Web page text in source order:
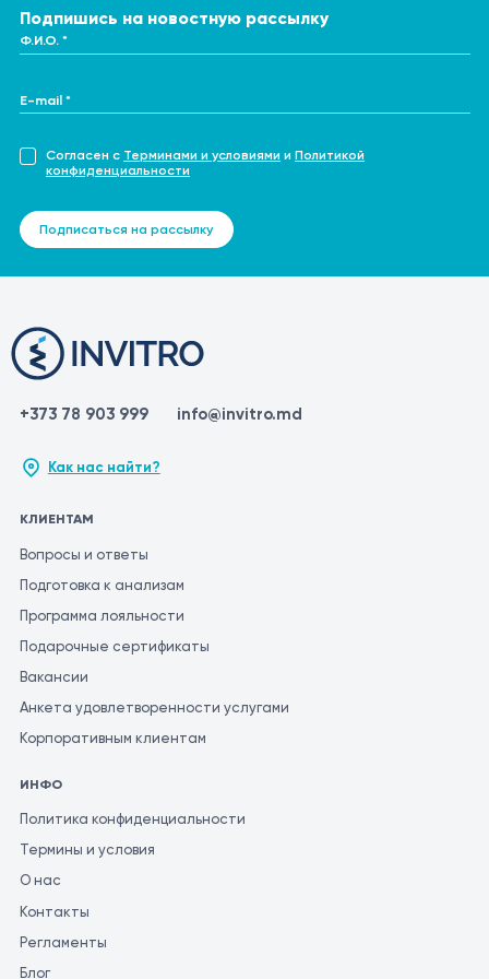
Подпишись на новостную рассылку
Ф.И.О. *
E-mail *
Согласен с Терминами и условиями и Политикой
конфиденциальности
Подписаться на рассылку
+373 78 903 999 info@invitro.md
Как нас найти?
КЛИЕНТАМ
Вопросы и ответы
Подготовка к анализам
Программа лояльности
Подарочные сертификаты
Вакансии
Анкета удовлетворенности услугами
Корпоративным клиентам
ИНФО
Политика конфиденциальности
Термины и условия
О нас
Контакты
Регламенты
Блог